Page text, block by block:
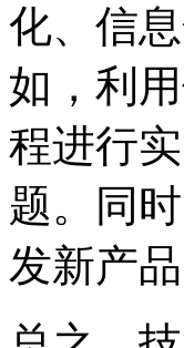
化、信
如，利
程进行
题。同
发新产